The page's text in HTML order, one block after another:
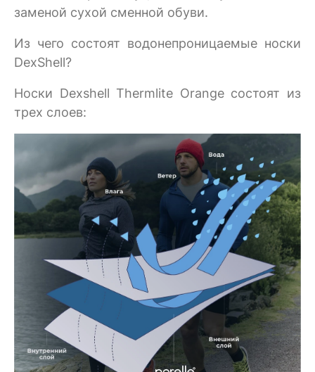
заменой сухой сменной обуви.
Из чего состоят водонепроницаемые носки
DexShell?
Носки Dexshell Thermlite Orange состоят из
трех слоев: